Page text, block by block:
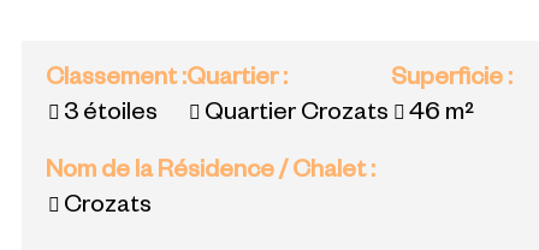
Classement:
3 étoiles
Quartier:
Quartier Crozats
Superficie :
46 m²
Nom de la Résidence / Chalet:
Crozats